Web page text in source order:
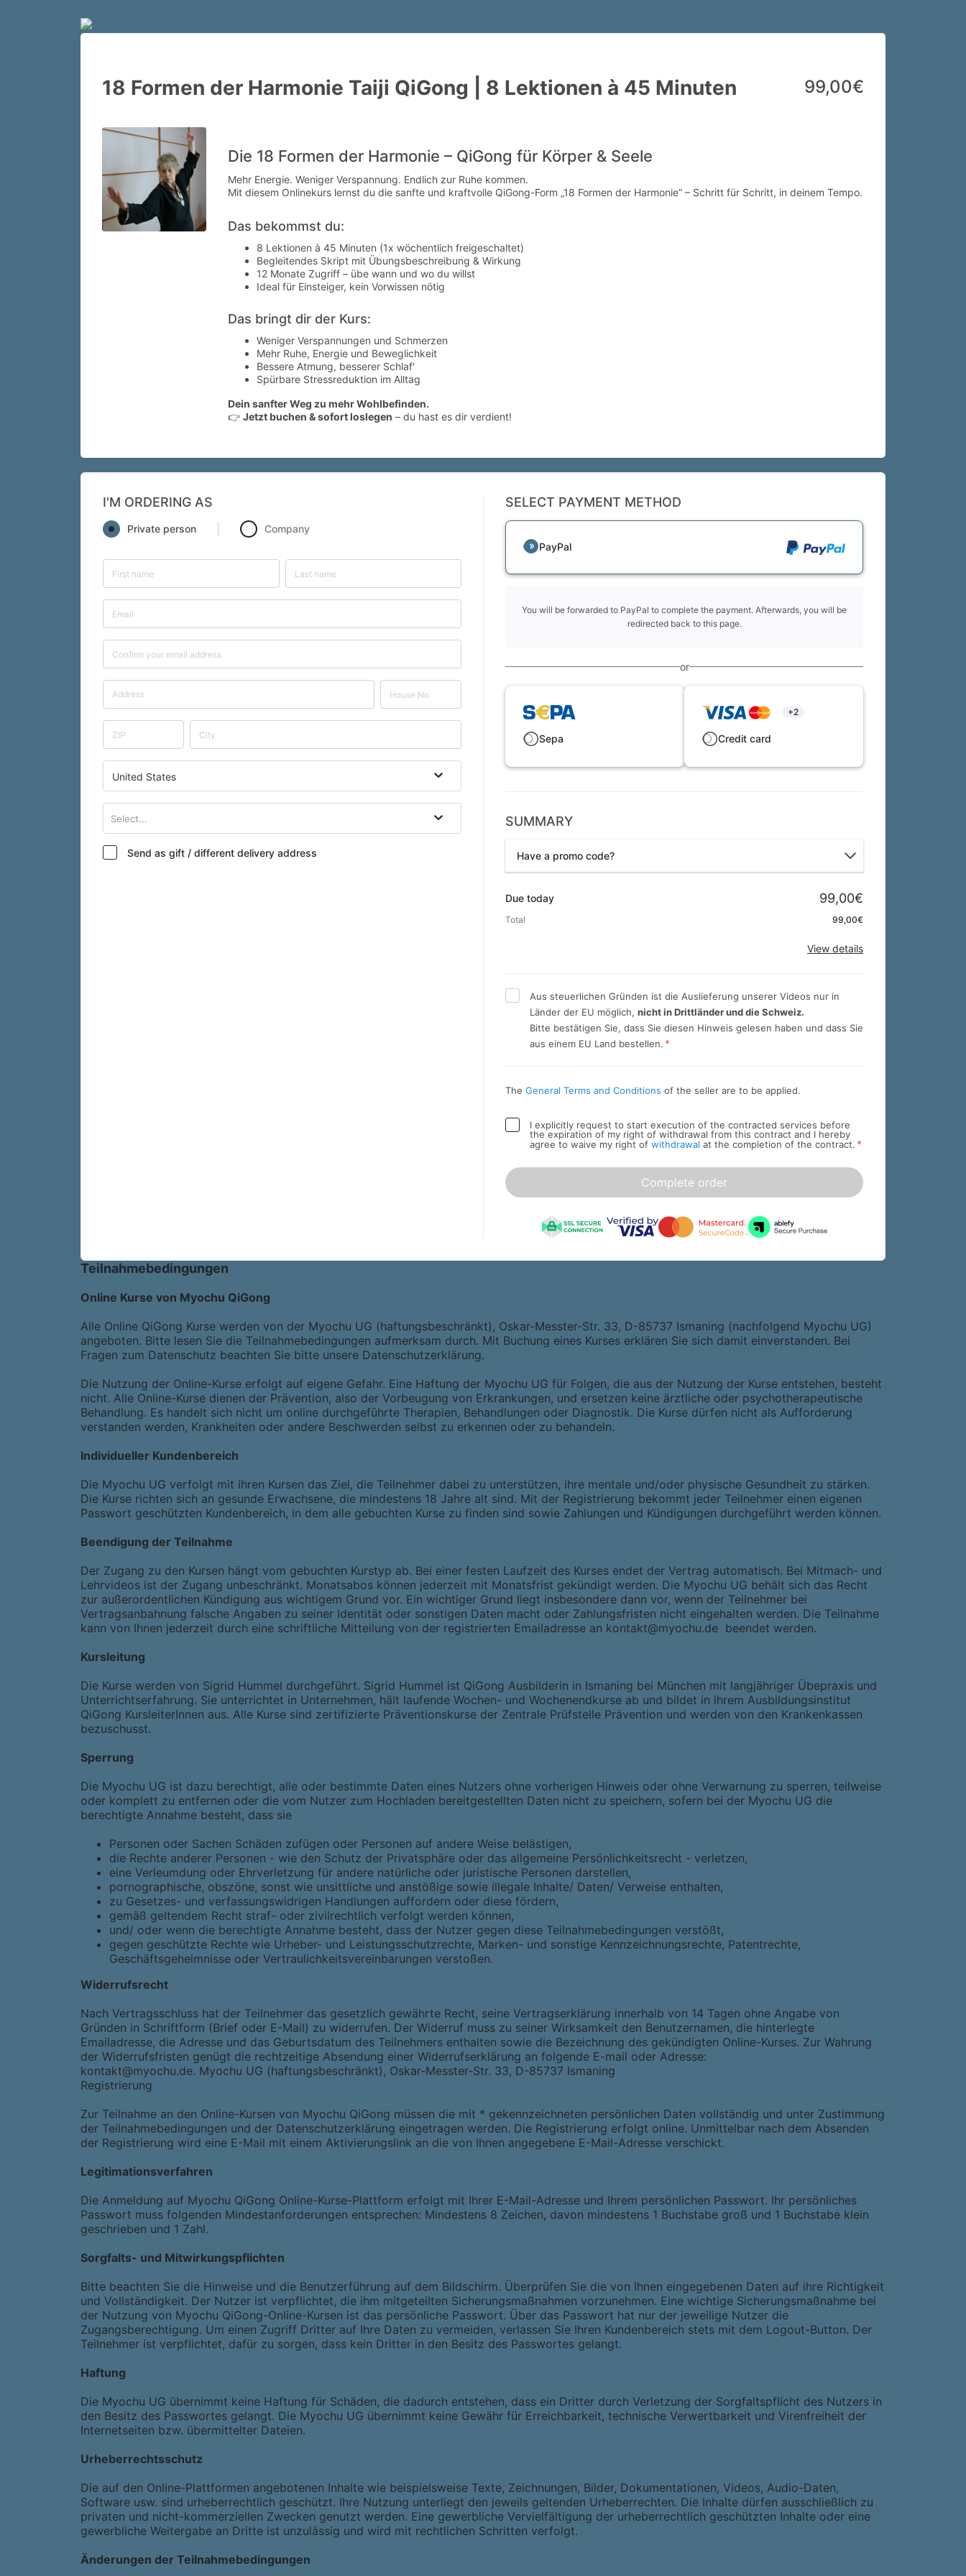
18 Formen der Harmonie Taiji QiGong | 8 Lektionen à 45 Minuten 99,00€
Die 18 Formen der Harmonie – QiGong für Körper & Seele
Mehr Energie. Weniger Verspannung. Endlich zur Ruhe kommen.
Mit diesem Onlinekurs lernst du die sanfte und kraftvolle QiGong-Form „18 Formen der Harmonie“ – Schritt für Schritt, in deinem Tempo.
Das bekommst du:
8 Lektionen à 45 Minuten (1x wöchentlich freigeschaltet)
Begleitendes Skript mit Übungsbeschreibung & Wirkung
12 Monate Zugriff – übe wann und wo du willst
Ideal für Einsteiger, kein Vorwissen nötig
Das bringt dir der Kurs:
Weniger Verspannungen und Schmerzen
Mehr Ruhe, Energie und Beweglichkeit
Bessere Atmung, besserer Schlaf'
Spürbare Stressreduktion im Alltag
Dein sanfter Weg zu mehr Wohlbefinden.
👉 Jetzt buchen & sofort loslegen – du hast es dir verdient!
I'M ORDERING AS
Private person Company
United States
Select...
Send as gift / different delivery address
SELECT PAYMENT METHOD
PayPal
You will be forwarded to PayPal to complete the payment. Afterwards, you will be
redirected back to this page.
or
Sepa
+2
Credit card
SUMMARY
Have a promo code?
Due today 99,00€
Total 99,00€
View details
Aus steuerlichen Gründen ist die Auslieferung unserer Videos nur in
Länder der EU möglich, nicht in Drittländer und die Schweiz.
Bitte bestätigen Sie, dass Sie diesen Hinweis gelesen haben und dass Sie
aus einem EU Land bestellen. *
The General Terms and Conditions of the seller are to be applied.
I explicitly request to start execution of the contracted services before
the expiration of my right of withdrawal from this contract and I hereby
agree to waive my right of withdrawal at the completion of the contract. *
Complete order
Teilnahmebedingungen
Online Kurse von Myochu QiGong
Alle Online QiGong Kurse werden von der Myochu UG (haftungsbeschränkt), Oskar-Messter-Str. 33, D-85737 Ismaning (nachfolgend Myochu UG)
angeboten. Bitte lesen Sie die Teilnahmebedingungen aufmerksam durch. Mit Buchung eines Kurses erklären Sie sich damit einverstanden. Bei
Fragen zum Datenschutz beachten Sie bitte unsere Datenschutzerklärung.
Die Nutzung der Online-Kurse erfolgt auf eigene Gefahr. Eine Haftung der Myochu UG für Folgen, die aus der Nutzung der Kurse entstehen, besteht
nicht. Alle Online-Kurse dienen der Prävention, also der Vorbeugung von Erkrankungen, und ersetzen keine ärztliche oder psychotherapeutische
Behandlung. Es handelt sich nicht um online durchgeführte Therapien, Behandlungen oder Diagnostik. Die Kurse dürfen nicht als Aufforderung
verstanden werden, Krankheiten oder andere Beschwerden selbst zu erkennen oder zu behandeln.
Individueller Kundenbereich
Die Myochu UG verfolgt mit ihren Kursen das Ziel, die Teilnehmer dabei zu unterstützen, ihre mentale und/oder physische Gesundheit zu stärken.
Die Kurse richten sich an gesunde Erwachsene, die mindestens 18 Jahre alt sind. Mit der Registrierung bekommt jeder Teilnehmer einen eigenen
Passwort geschützten Kundenbereich, in dem alle gebuchten Kurse zu finden sind sowie Zahlungen und Kündigungen durchgeführt werden können.
Beendigung der Teilnahme
Der Zugang zu den Kursen hängt vom gebuchten Kurstyp ab. Bei einer festen Laufzeit des Kurses endet der Vertrag automatisch. Bei Mitmach- und
Lehrvideos ist der Zugang unbeschränkt. Monatsabos können jederzeit mit Monatsfrist gekündigt werden. Die Myochu UG behält sich das Recht
zur außerordentlichen Kündigung aus wichtigem Grund vor. Ein wichtiger Grund liegt insbesondere dann vor, wenn der Teilnehmer bei
Vertragsanbahnung falsche Angaben zu seiner Identität oder sonstigen Daten macht oder Zahlungsfristen nicht eingehalten werden. Die Teilnahme
kann von Ihnen jederzeit durch eine schriftliche Mitteilung von der registrierten Emailadresse an kontakt@myochu.de beendet werden.
Kursleitung
Die Kurse werden von Sigrid Hummel durchgeführt. Sigrid Hummel ist QiGong Ausbilderin in Ismaning bei München mit langjähriger Übepraxis und
Unterrichtserfahrung. Sie unterrichtet in Unternehmen, hält laufende Wochen- und Wochenendkurse ab und bildet in ihrem Ausbildungsinstitut
QiGong KursleiterInnen aus. Alle Kurse sind zertifizierte Präventionskurse der Zentrale Prüfstelle Prävention und werden von den Krankenkassen
bezuschusst.
Sperrung
Die Myochu UG ist dazu berechtigt, alle oder bestimmte Daten eines Nutzers ohne vorherigen Hinweis oder ohne Verwarnung zu sperren, teilweise
oder komplett zu entfernen oder die vom Nutzer zum Hochladen bereitgestellten Daten nicht zu speichern, sofern bei der Myochu UG die
berechtigte Annahme besteht, dass sie
Personen oder Sachen Schäden zufügen oder Personen auf andere Weise belästigen,
die Rechte anderer Personen - wie den Schutz der Privatsphäre oder das allgemeine Persönlichkeitsrecht - verletzen,
eine Verleumdung oder Ehrverletzung für andere natürliche oder juristische Personen darstellen,
pornographische, obszöne, sonst wie unsittliche und anstößige sowie illegale Inhalte/ Daten/ Verweise enthalten,
zu Gesetzes- und verfassungswidrigen Handlungen auffordern oder diese fördern,
gemäß geltendem Recht straf- oder zivilrechtlich verfolgt werden können,
und/ oder wenn die berechtigte Annahme besteht, dass der Nutzer gegen diese Teilnahmebedingungen verstößt,
gegen geschützte Rechte wie Urheber- und Leistungsschutzrechte, Marken- und sonstige Kennzeichnungsrechte, Patentrechte,
Geschäftsgeheimnisse oder Vertraulichkeitsvereinbarungen verstoßen.
Widerrufsrecht
Nach Vertragsschluss hat der Teilnehmer das gesetzlich gewährte Recht, seine Vertragserklärung innerhalb von 14 Tagen ohne Angabe von
Gründen in Schriftform (Brief oder E-Mail) zu widerrufen. Der Widerruf muss zu seiner Wirksamkeit den Benutzernamen, die hinterlegte
Emailadresse, die Adresse und das Geburtsdatum des Teilnehmers enthalten sowie die Bezeichnung des gekündigten Online-Kurses. Zur Wahrung
der Widerrufsfristen genügt die rechtzeitige Absendung einer Widerrufserklärung an folgende E-mail oder Adresse:
kontakt@myochu.de. Myochu UG (haftungsbeschränkt), Oskar-Messter-Str. 33, D-85737 Ismaning
Registrierung
Zur Teilnahme an den Online-Kursen von Myochu QiGong müssen die mit * gekennzeichneten persönlichen Daten vollständig und unter Zustimmung
der Teilnahmebedingungen und der Datenschutzerklärung eingetragen werden. Die Registrierung erfolgt online. Unmittelbar nach dem Absenden
der Registrierung wird eine E-Mail mit einem Aktivierungslink an die von Ihnen angegebene E-Mail-Adresse verschickt.
Legitimationsverfahren
Die Anmeldung auf Myochu QiGong Online-Kurse-Plattform erfolgt mit Ihrer E-Mail-Adresse und Ihrem persönlichen Passwort. Ihr persönliches
Passwort muss folgenden Mindestanforderungen entsprechen: Mindestens 8 Zeichen, davon mindestens 1 Buchstabe groß und 1 Buchstabe klein
geschrieben und 1 Zahl.
Sorgfalts- und Mitwirkungspflichten
Bitte beachten Sie die Hinweise und die Benutzerführung auf dem Bildschirm. Überprüfen Sie die von Ihnen eingegebenen Daten auf ihre Richtigkeit
und Vollständigkeit. Der Nutzer ist verpflichtet, die ihm mitgeteilten Sicherungsmaßnahmen vorzunehmen. Eine wichtige Sicherungsmaßnahme bei
der Nutzung von Myochu QiGong-Online-Kursen ist das persönliche Passwort. Über das Passwort hat nur der jeweilige Nutzer die
Zugangsberechtigung. Um einen Zugriff Dritter auf Ihre Daten zu vermeiden, verlassen Sie Ihren Kundenbereich stets mit dem Logout-Button. Der
Teilnehmer ist verpflichtet, dafür zu sorgen, dass kein Dritter in den Besitz des Passwortes gelangt.
Haftung
Die Myochu UG übernimmt keine Haftung für Schäden, die dadurch entstehen, dass ein Dritter durch Verletzung der Sorgfaltspflicht des Nutzers in
den Besitz des Passwortes gelangt. Die Myochu UG übernimmt keine Gewähr für Erreichbarkeit, technische Verwertbarkeit und Virenfreiheit der
Internetseiten bzw. übermittelter Dateien.
Urheberrechtsschutz
Die auf den Online-Plattformen angebotenen Inhalte wie beispielsweise Texte, Zeichnungen, Bilder, Dokumentationen, Videos, Audio-Daten,
Software usw. sind urheberrechtlich geschützt. Ihre Nutzung unterliegt den jeweils geltenden Urheberrechten. Die Inhalte dürfen ausschließlich zu
privaten und nicht-kommerziellen Zwecken genutzt werden. Eine gewerbliche Vervielfältigung der urheberrechtlich geschützten Inhalte oder eine
gewerbliche Weitergabe an Dritte ist unzulässig und wird mit rechtlichen Schritten verfolgt.
Änderungen der Teilnahmebedingungen